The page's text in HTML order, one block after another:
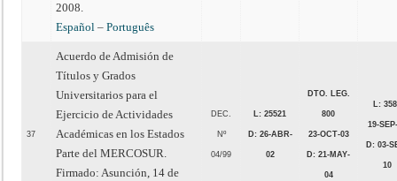
2008.
Español– Português
37
Acuerdo de Admisión de
Títulos y Grados
Universitarios para el
Ejercicio de Actividades
Académicas en los Estados
Parte del MERCOSUR.
Firmado: Asunción, 14 de
DEC.
Nº
04/99
L: 25521
D: 26-ABR-
02
DTO. LEG.
800
23-OCT-03
D: 21-MAY-
04
L:
19-
D: 03-
10